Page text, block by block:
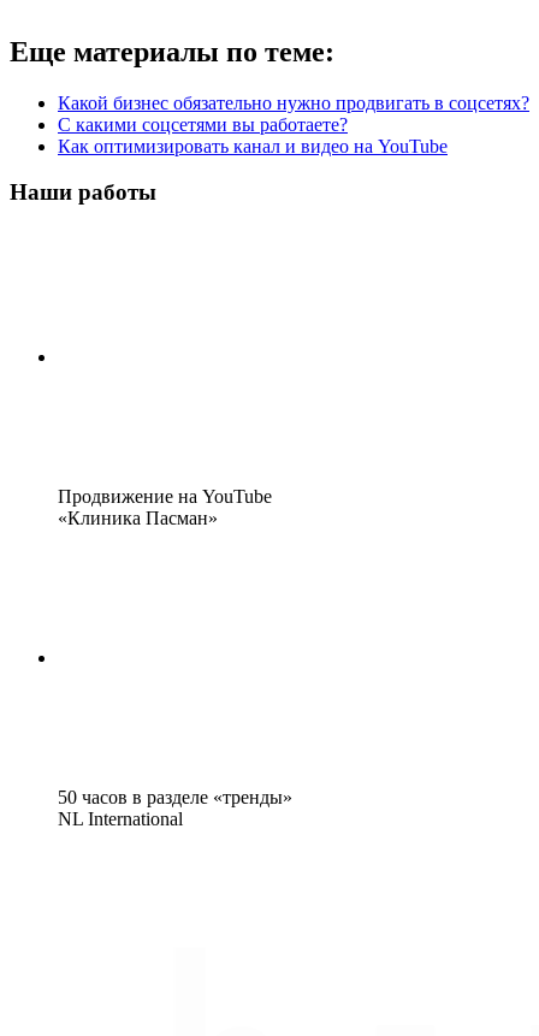
Еще материалы по теме:
Какой бизнес обязательно нужно продвигать в соцсетях?
С какими соцсетями вы работаете?
Как оптимизировать канал и видео на YouTube
Наши работы
Продвижение на YouTube
«Клиника Пасман»
50 часов в разделе «тренды»
NL International